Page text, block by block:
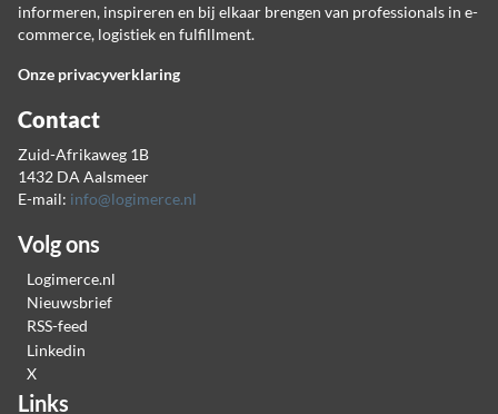
informeren, inspireren en bij elkaar brengen van professionals in e-
commerce, logistiek en fulfillment.
Onze privacyverklaring
Contact
Zuid-Afrikaweg 1B
1432 DA Aalsmeer
E-mail: info@logimerce.nl
Volg ons
Logimerce.nl
Nieuwsbrief
RSS-feed
Linkedin
X
Links